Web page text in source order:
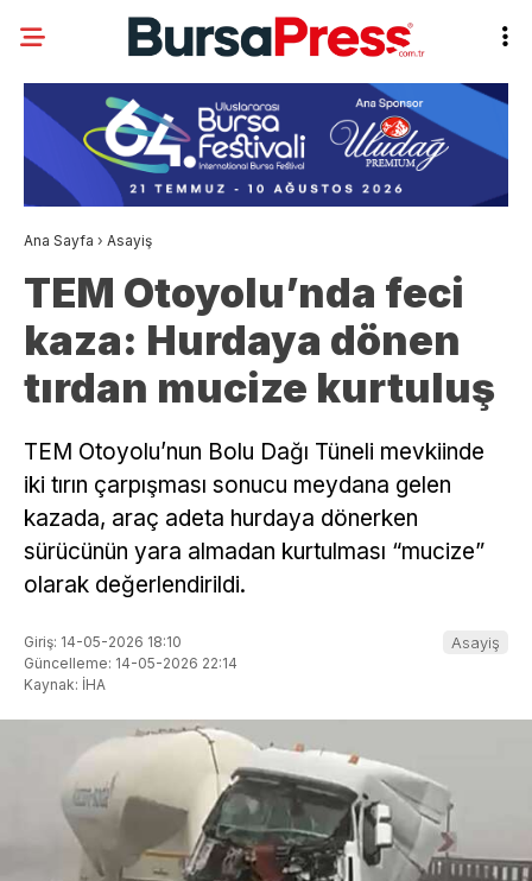
Ana Sayfa › Asayiş
TEM Otoyolu’nda feci
kaza: Hurdaya dönen
tırdan mucize kurtuluş
TEM Otoyolu’nun Bolu Dağı Tüneli mevkiinde
iki tırın çarpışması sonucu meydana gelen
kazada, araç adeta hurdaya dönerken
sürücünün yara almadan kurtulması “mucize”
olarak değerlendirildi.
Giriş: 14-05-2026 18:10
Güncelleme: 14-05-2026 22:14
Kaynak: İHA
Asayiş